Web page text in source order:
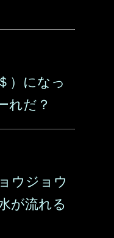
）になっ
れだ？
ウジョウ
が流れる